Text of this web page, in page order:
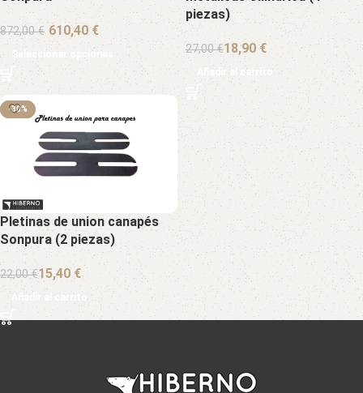
872,00€ €
Seleccionar opciones
piezas)
27,00€18,90€
Añadir al carrito
-30%
-30%
Pletinas de union canapés
Sonpura (2 piezas)
22,00€15,40 €
Añadir al carrito